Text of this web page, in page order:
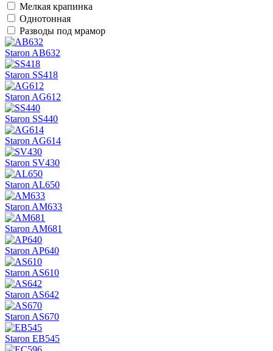
Мелкая крапинка
Однотонная
Разводы под мрамор
Staron AB632
Staron SS418
Staron AG612
Staron SS440
Staron AG614
Staron SV430
Staron AL650
Staron AM633
Staron AM681
Staron AP640
Staron AS610
Staron AS642
Staron AS670
Staron EB545